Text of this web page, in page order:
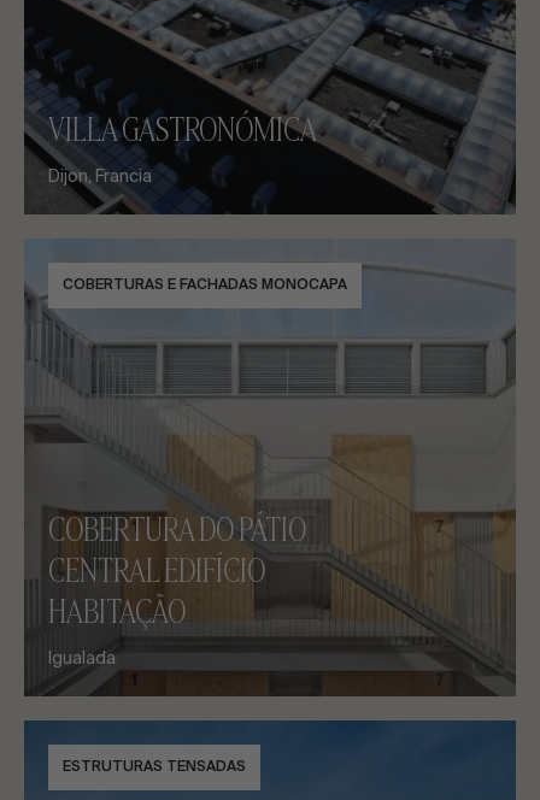
VILLA GASTRONÓMICA
Dijon, Francia
COBERTURAS E FACHADAS MONOCAPA
COBERTURA DO PÁTIO
CENTRAL EDIFÍCIO
HABITAÇÃO
Igualada
ESTRUTURAS TENSADAS